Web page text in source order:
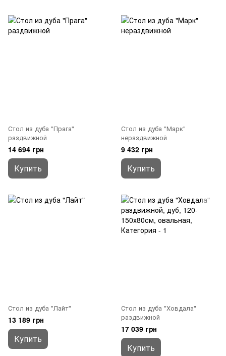
Стол из дуба "Прага"
раздвижной
14 694 грн
Купить
Стол из дуба "Марк"
нераздвижной
9 432 грн
Купить
Стол из дуба "Лайт"
13 189 грн
Купить
Стол из дуба "Ховдала"
раздвижной
17 039 грн
Купить